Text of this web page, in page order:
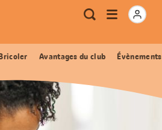
Métanavigation
RechercheOuvrir
Avantages du club